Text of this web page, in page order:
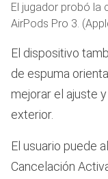
El jugador probó la
AirPods Pro 3.
El dispositivo
de espuma
mejorar el ajuste
exterior.
El usuario puede
Cancelación